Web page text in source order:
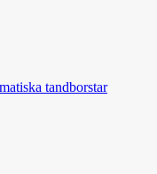
tandborstar